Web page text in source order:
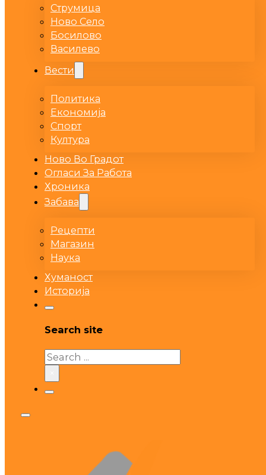
Струмица
Ново Село
Босилово
Василево
Вести
Политика
Економија
Спорт
Култура
Ново Во Градот
Огласи За Работа
Хроника
Забава
Рецепти
Магазин
Наука
Хуманост
Историја
Search site
Search